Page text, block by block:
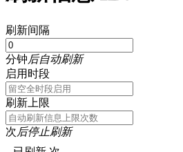
刷新间隔
分钟后自动刷新
启用时段
刷新上限
次后停止刷新